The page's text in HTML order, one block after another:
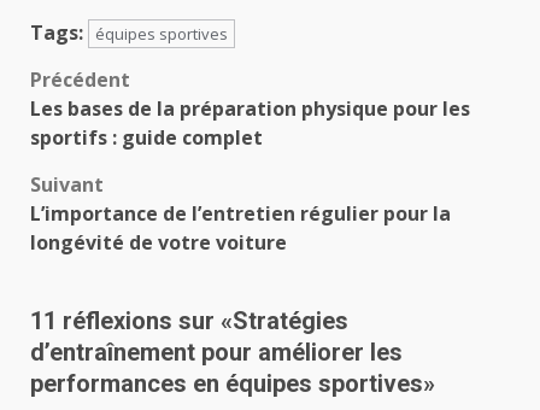
Tags:
équipes sportives
Navigation
d’article
Précédent
Les bases de la préparation physique pour les
sportifs : guide complet
Suivant
L’importance de l’entretien régulier pour la
longévité de votre voiture
11 réflexions sur «Stratégies
d’entraînement pour améliorer les
performances en équipes sportives»